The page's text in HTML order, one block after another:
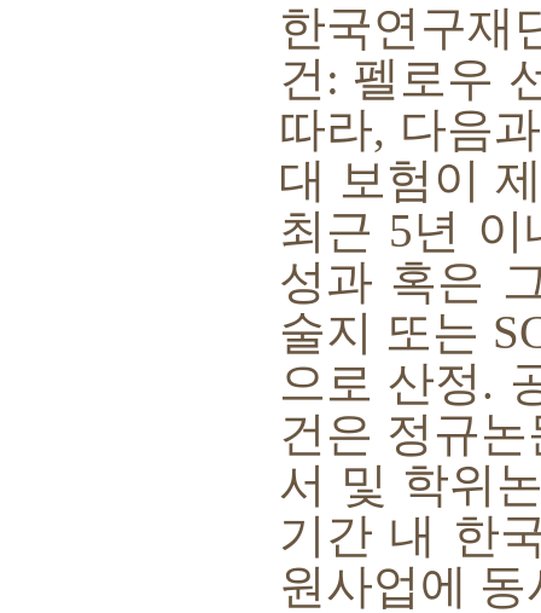
한국연구재
건 : 펠로우
따라, 다음
대 보험이
최근 5년 이
성과 혹은
술지 또는
으로 산정.
건은 정규
서 및 학위
기간 내 한
원사업에